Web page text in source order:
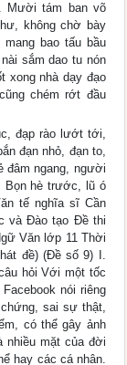
Mười tám ban võ
không chờ bày
bao tấu bầu
sắm dao tu nón
xong nhà dạy đạo
chém rớt đầu
đạp rào lướt tới,
đạn nhỏ, đạn to,
đâm ngang, người
Bọn hè trước, lũ ó
tế nghĩa sĩ Cần
và Đào tạo Đề thi
Văn lớp 11 Thời
đề) (Đề số 9) I.
hỏi Với một tốc
nói riêng
sai sự thật,
có thể gây ảnh
nhiều mặt của đời
hay các cá nhân.